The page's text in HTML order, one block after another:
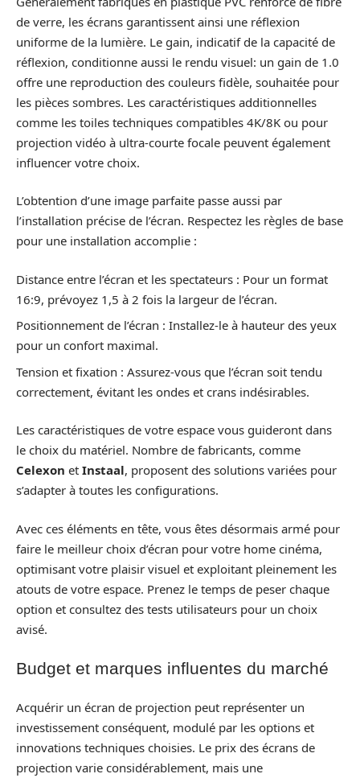
de verre, les écrans garantissent ainsi une réflexion
uniforme de la lumière. Le gain, indicatif de la capacité de
réflexion, conditionne aussi le rendu visuel: un gain de 1.0
offre une reproduction des couleurs fidèle, souhaitée pour
les pièces sombres. Les caractéristiques additionnelles
comme les toiles techniques compatibles 4K/8K ou pour
projection vidéo à ultra-courte focale peuvent également
influencer votre choix.
L’obtention d’une image parfaite passe aussi par
l’installation précise de l’écran. Respectez les règles de base
pour une installation accomplie :
Distance entre l’écran et les spectateurs : Pour un format
16:9, prévoyez 1,5 à 2 fois la largeur de l’écran.
Positionnement de l’écran : Installez-le à hauteur des yeux
pour un confort maximal.
Tension et fixation : Assurez-vous que l’écran soit tendu
correctement, évitant les ondes et crans indésirables.
Les caractéristiques de votre espace vous guideront dans
le choix du matériel. Nombre de fabricants, comme
Celexon et Instaal, proposent des solutions variées pour
s’adapter à toutes les configurations.
Avec ces éléments en tête, vous êtes désormais armé pour
faire le meilleur choix d’écran pour votre home cinéma,
optimisant votre plaisir visuel et exploitant pleinement les
atouts de votre espace. Prenez le temps de peser chaque
option et consultez des tests utilisateurs pour un choix
avisé.
Budget et marques influentes du marché
Acquérir un écran de projection peut représenter un
investissement conséquent, modulé par les options et
innovations techniques choisies. Le prix des écrans de
projection varie considérablement, mais une